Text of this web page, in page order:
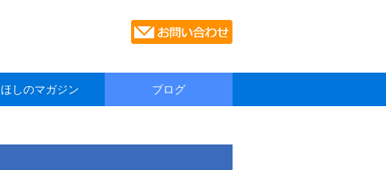
ほしのマガジン ブログ